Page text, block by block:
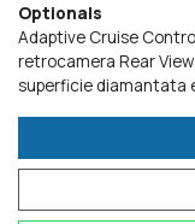
Optionals
Adaptive Cruise
retrocamera Rear View
superficie diamantata
Ready for
Connect e VW
Sedili in microfibra
in pelle, freno a mano